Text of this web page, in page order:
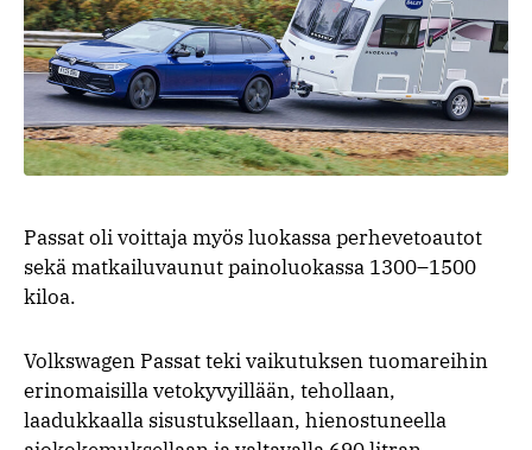
Passat oli voittaja myös luokassa perhevetoautot
sekä matkailuvaunut painoluokassa 1300–1500
kiloa.
Volkswagen Passat teki vaikutuksen tuomareihin
erinomaisilla vetokyvyillään, tehollaan,
laadukkaalla sisustuksellaan, hienostuneella